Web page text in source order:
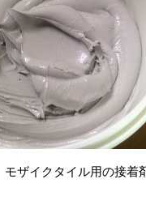
ザイクタイル用の接着